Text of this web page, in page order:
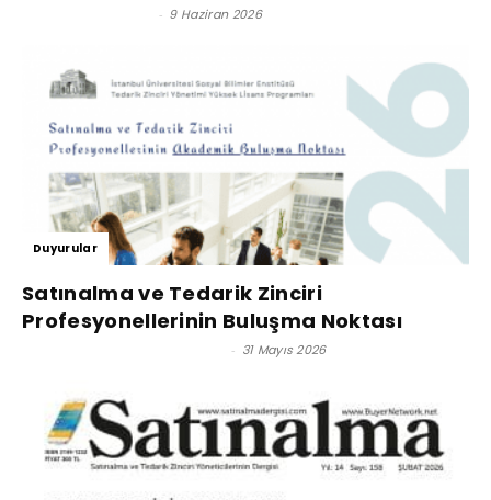
- 9 Haziran 2026
Duyurular
Satınalma ve Tedarik Zinciri
Profesyonellerinin Buluşma Noktası
- 31 Mayıs 2026